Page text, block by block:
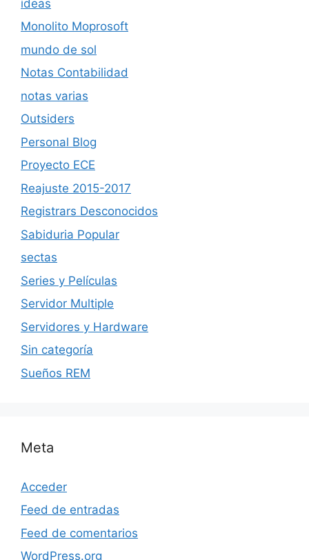
ideas
Monolito Moprosoft
mundo de sol
Notas Contabilidad
notas varias
Outsiders
Personal Blog
Proyecto ECE
Reajuste 2015-2017
Registrars Desconocidos
Sabiduria Popular
sectas
Series y Películas
Servidor Multiple
Servidores y Hardware
Sin categoría
Sueños REM
Meta
Acceder
Feed de entradas
Feed de comentarios
WordPress.org